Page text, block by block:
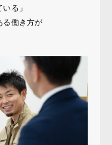
る」
る働き方が